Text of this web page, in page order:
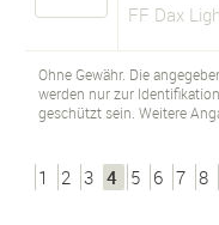
FF Dax
Ohne Gewähr. Die
werden nur zur
geschützt sein. Weitere
1 2 3 4 5 6 7 8